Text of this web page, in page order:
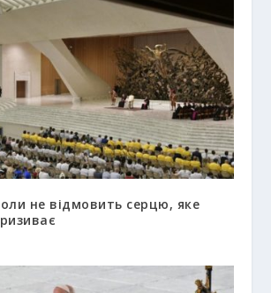
не відмовить серцю, яке